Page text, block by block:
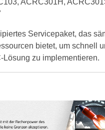
ACRC301H,
Servicepaket, das
bietet, um schnell
Lösung zu implementieren.